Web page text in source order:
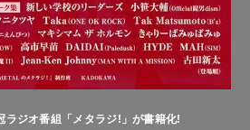
ラジオ番組「メタラジ!」が書籍化!